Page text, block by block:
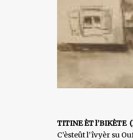
TITINE ÈT
C’èsteût l’îvyèr su